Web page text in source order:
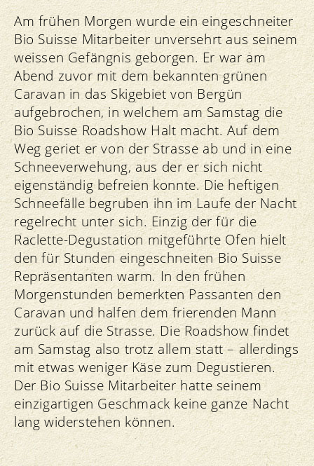
Am frühen Morgen wurde ein eingeschneiter
Bio Suisse Mitarbeiter unversehrt aus seinem
weissen Gefängnis geborgen. Er war am
Abend zuvor mit dem bekannten grünen
Caravan in das Skigebiet von Bergün
aufgebrochen, in welchem am Samstag die
Bio Suisse Roadshow Halt macht. Auf dem
Weg geriet er von der Strasse ab und in eine
Schneeverwehung, aus der er sich nicht
eigenständig befreien konnte. Die heftigen
Schneefälle begruben ihn im Laufe der Nacht
regelrecht unter sich. Einzig der für die
Raclette-Degustation mitgeführte Ofen hielt
den für Stunden eingeschneiten Bio Suisse
Repräsentanten warm. In den frühen
Morgenstunden bemerkten Passanten den
Caravan und halfen dem frierenden Mann
zurück auf die Strasse. Die Roadshow findet
am Samstag also trotz allem statt – allerdings
mit etwas weniger Käse zum Degustieren.
Der Bio Suisse Mitarbeiter hatte seinem
einzigartigen Geschmack keine ganze Nacht
lang widerstehen können.